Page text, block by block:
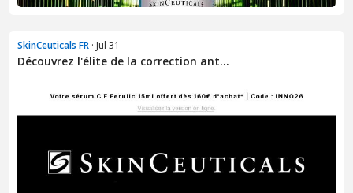
SkinCeuticals FR · Jul 31
Découvrez l'élite de la correction ant...